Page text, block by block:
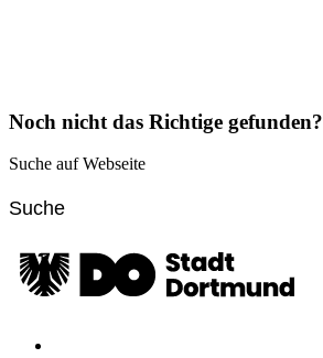
Noch nicht das Richtige gefunden?
Suche auf Webseite